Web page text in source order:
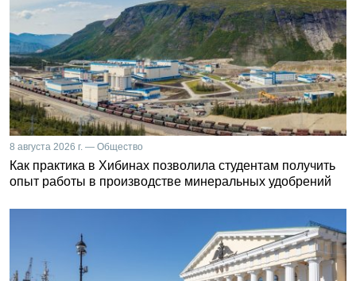
8 августа 2026 г. — Общество
Как практика в Хибинах позволила студентам получить
опыт работы в производстве минеральных удобрений